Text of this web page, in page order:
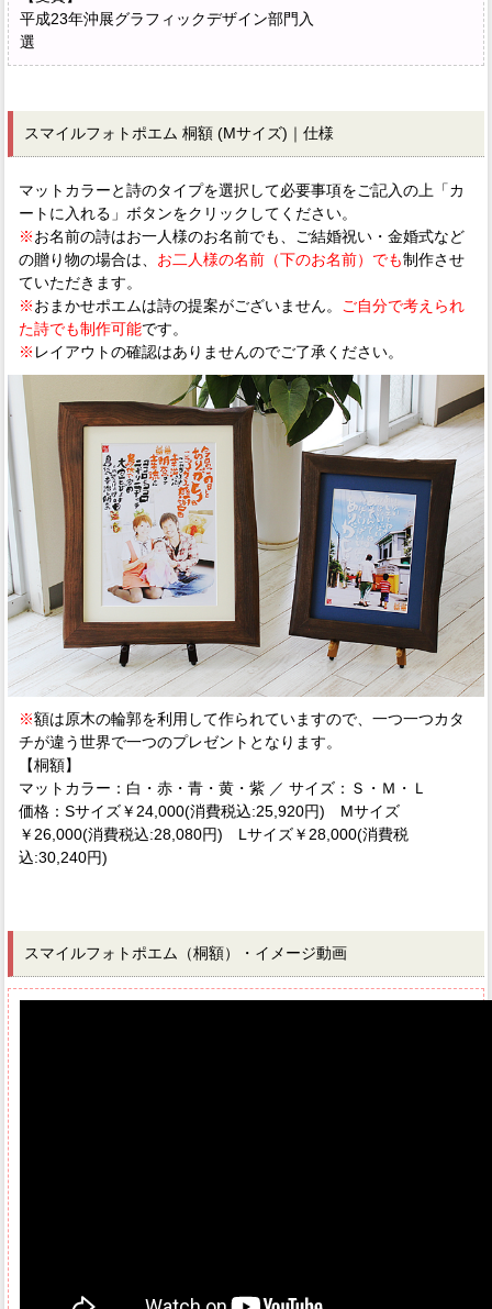
平成23年沖展グラフィックデザイン部門入
選
スマイルフォトポエム 桐額 (Mサイズ)｜仕様
マットカラーと詩のタイプを選択して必要事項をご記入の上「カ
ートに入れる」ボタンをクリックしてください。
※お名前の詩はお一人様のお名前でも、ご結婚祝い・金婚式など
の贈り物の場合は、 お二人様の名前（下のお名前）でも制作させ
ていただきます。
※おまかせポエムは詩の提案がございません。 ご自分で考えられ
た詩でも制作可能です。
※ レイアウトの確認はありませんのでご了承ください。
※額は原木の輪郭を利用して作られていますので、一つ一つカタ
チが違う世界で一つのプレゼントとなります。
【桐額】
マットカラー：白・赤・青・黄・紫 ／ サイズ：Ｓ・Ｍ・Ｌ
価格：Sサイズ￥24,000(消費税込:25,920円) Mサイズ
￥26,000(消費税込:28,080円) Lサイズ￥28,000(消費税
込:30,240円)
スマイルフォトポエム（桐額）・イメージ動画